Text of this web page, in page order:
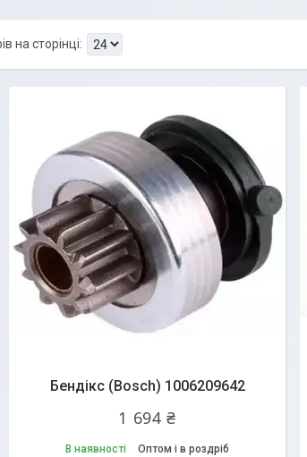
Бендікс (Bosch) 1006209642
1 694 ₴
В наявності Оптом і в роздріб